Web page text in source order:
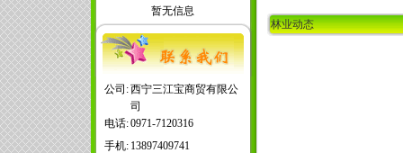
暂无信息
公司:西宁三江宝商贸有限公
司
电话:0971-7120316
手机: 13897409741
林业动态